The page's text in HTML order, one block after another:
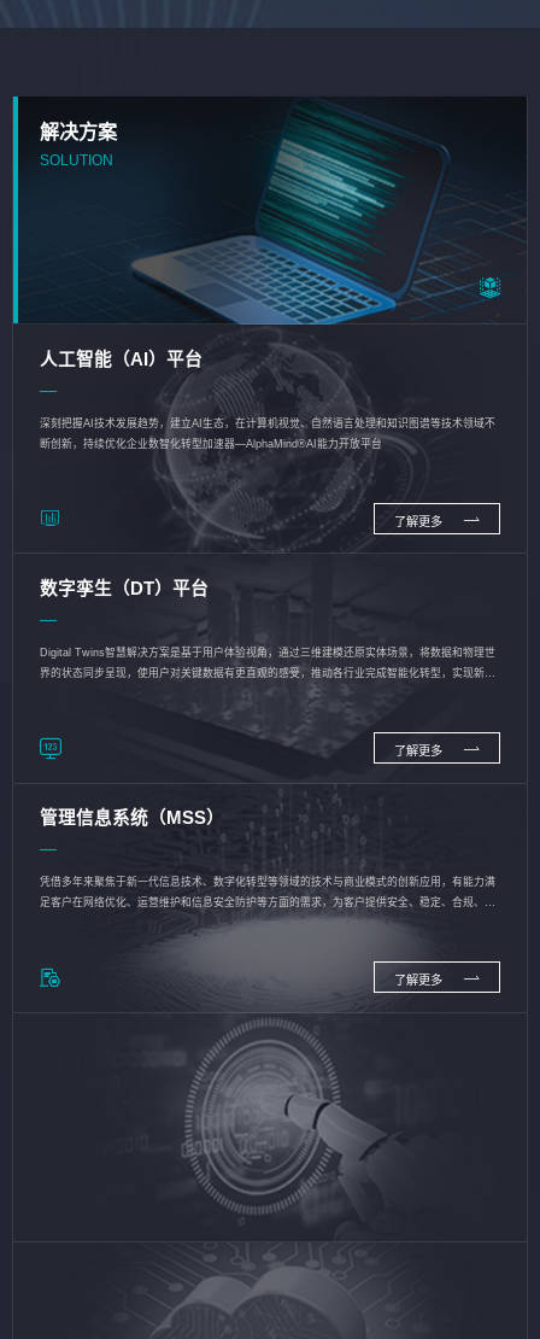
解决方案
SOLUTION
人工智能（AI）平台
深刻把握AI技术发展趋势，建立AI生态，在计算机视觉、自然语言处理和知识图谱等技术领域不
断创新，持续优化企业数智化转型加速器—AlphaMind®AI能力开放平台
了解更多
数字孪生（DT）平台
Digital Twins智慧解决方案是基于用户体验视角，通过三维建模还原实体场景，将数据和物理世
界的状态同步呈现，使用户对关键数据有更直观的感受，推动各行业完成智能化转型，实现新旧
了解更多
管理信息系统（MSS）
凭借多年来聚焦于新一代信息技术、数字化转型等领域的技术与商业模式的创新应用，有能力满
足客户在网络优化、运营维护和信息安全防护等方面的需求，为客户提供安全、稳定、合规、持
了解更多